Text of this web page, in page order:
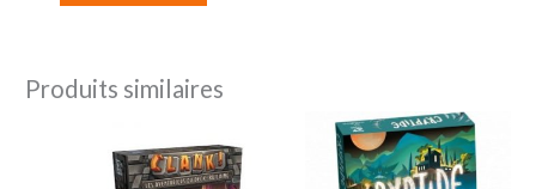
Produits similaires